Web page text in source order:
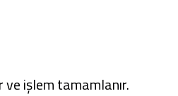
işlem tamamlanır.